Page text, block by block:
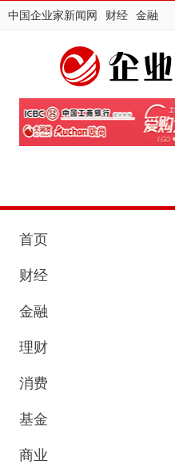
中国企业家新闻网 财经 金融
首页
财经
金融
理财
消费
基金
商业